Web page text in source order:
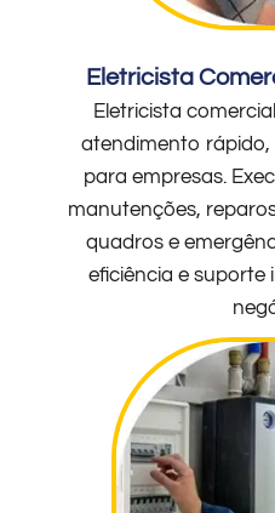
Eletricista
Eletricista
atendimento
para empresas.
manutenções,
quadros e
eficiência e suporte